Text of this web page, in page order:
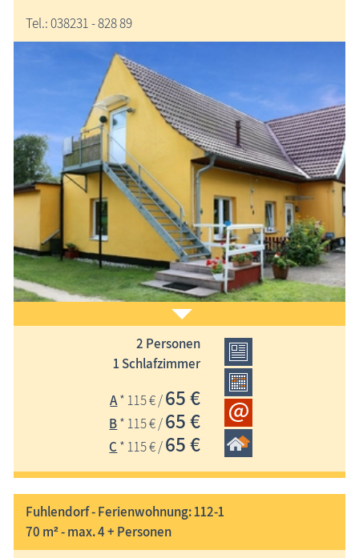
Tel.: 038231 - 828 89
Appartement in ruhiger, idyllischer Lage, W-LAN, Parkplatz
2 Personen
1 Schlafzimmer
A* 115 € /65 €
B* 115 € /65 €
C * 115 € /65 €
Fuhlendorf - Ferienwohnung: 112-1
70 m² - max. 4 + Personen